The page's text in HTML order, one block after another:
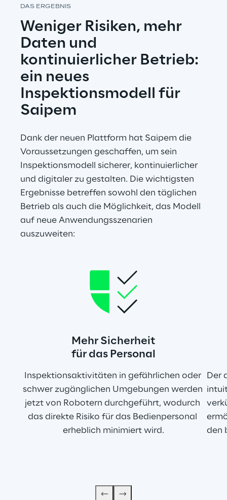
DAS ERGEBNIS
Weniger Risiken, mehr
Daten und
kontinuierlicher Betrieb:
ein neues
Inspektionsmodell für
Saipem
Dank der neuen Plattform hat Saipem die
Voraussetzungen geschaffen, um sein
Inspektionsmodell sicherer, kontinuierlicher
und digitaler zu gestalten. Die wichtigsten
Ergebnisse betreffen sowohl den täglichen
Betrieb als auch die Möglichkeit, das Modell
auf neue Anwendungsszenarien
auszuweiten:
Mehr Sicherheit
für das Personal
Inspektionsaktivitäten in gefährlichen oder
schwer zugänglichen Umgebungen werden
jetzt von Robotern durchgeführt, wodurch
das direkte Risiko für das Bedienpersonal
erheblich minimiert wird.
Der
den